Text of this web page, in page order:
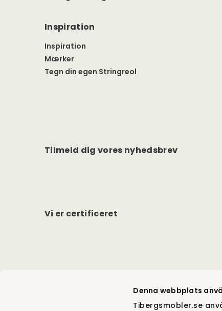
Denna webbplats
Tibergsmobler.se
Inspiration
Inspiration
Mærker
Tegn din egen Stringreol
Tilmeld dig vores nyhedsbrev
Vi er certificeret